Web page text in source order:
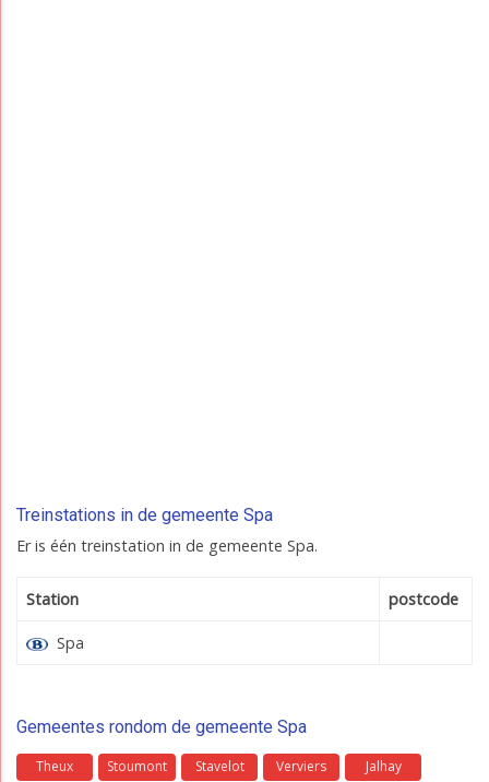
Treinstations in de gemeente Spa
Er is één treinstation in de gemeente Spa.
Station postcode
Spa
Gemeentes rondom de gemeente Spa
Theux Stoumont Stavelot Verviers
Jalhay